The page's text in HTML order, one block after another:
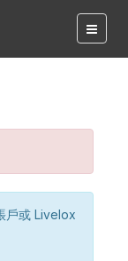
戶或 Livelox